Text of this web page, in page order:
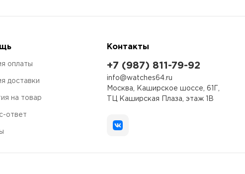
оплаты
доставки
на товар
ответ
Контакты
+7 (987) 811-79-92
info@watches64.ru
Москва, Каширское шоссе, 61Г,
ТЦ Каширская Плаза, этаж 1В